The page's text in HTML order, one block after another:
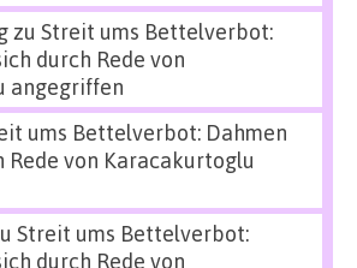
zu Streit ums Bettelverbot:
durch Rede von
angegriffen
ums Bettelverbot: Dahmen
von Karacakurtoglu
Streit ums Bettelverbot:
durch Rede von